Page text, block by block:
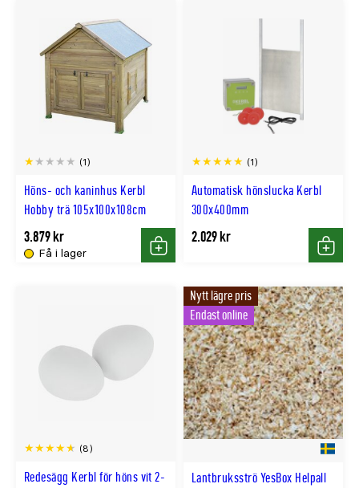
Höns- och kaninhus Kerbl
Hobby trä 105x100x108cm
(1)
Få i lager
3.879 kr
Köp
Automatisk hönslucka Kerbl
300x400mm
(1)
2.029 kr
Köp
Redesägg Kerbl för höns vit 2-
(8)
Lantbruksströ YesBox Helpall
Nytt lägre pris
Endast online